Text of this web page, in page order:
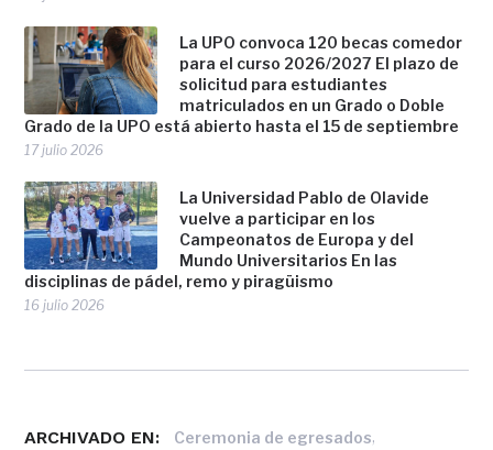
La UPO convoca 120 becas comedor
para el curso 2026/2027 El plazo de
solicitud para estudiantes
matriculados en un Grado o Doble
Grado de la UPO está abierto hasta el 15 de septiembre
17 julio 2026
La Universidad Pablo de Olavide
vuelve a participar en los
Campeonatos de Europa y del
Mundo Universitarios En las
disciplinas de pádel, remo y piragüismo
16 julio 2026
ARCHIVADO EN: Ceremonia de egresados,